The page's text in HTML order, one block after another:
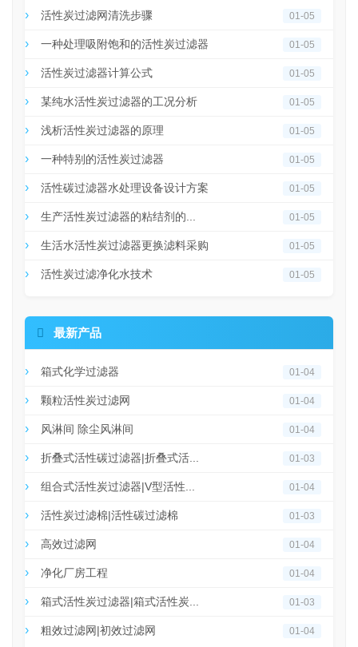
活性炭过滤网清洗步骤 01-05
一种处理吸附饱和的活性炭过滤器 01-05
活性炭过滤器计算公式 01-05
某纯水活性炭过滤器的工况分析 01-05
浅析活性炭过滤器的原理 01-05
一种特别的活性炭过滤器 01-05
活性碳过滤器水处理设备设计方案 01-05
生产活性炭过滤器的粘结剂的... 01-05
生活水活性炭过滤器更换滤料采购 01-05
活性炭过滤净化水技术 01-05
 最新产品
箱式化学过滤器 01-04
颗粒活性炭过滤网 01-04
风淋间 除尘风淋间 01-04
折叠式活性碳过滤器|折叠式活... 01-03
组合式活性炭过滤器|V型活性... 01-04
活性炭过滤棉|活性碳过滤棉 01-03
高效过滤网 01-04
净化厂房工程 01-04
箱式活性炭过滤器|箱式活性炭... 01-03
粗效过滤网|初效过滤网 01-04